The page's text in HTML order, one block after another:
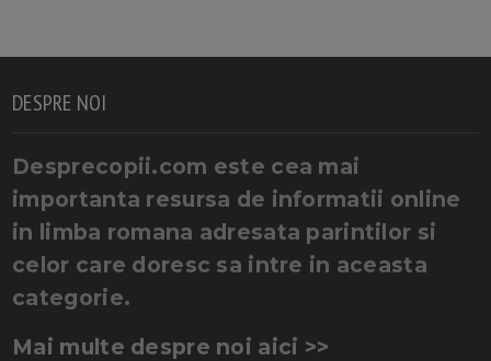
DESPRE NOI
Desprecopii.com este cea mai
importanta resursa de informatii online
in limba romana adresata parintilor si
celor care doresc sa intre in aceasta
categorie.
Mai multe despre noi aici >>